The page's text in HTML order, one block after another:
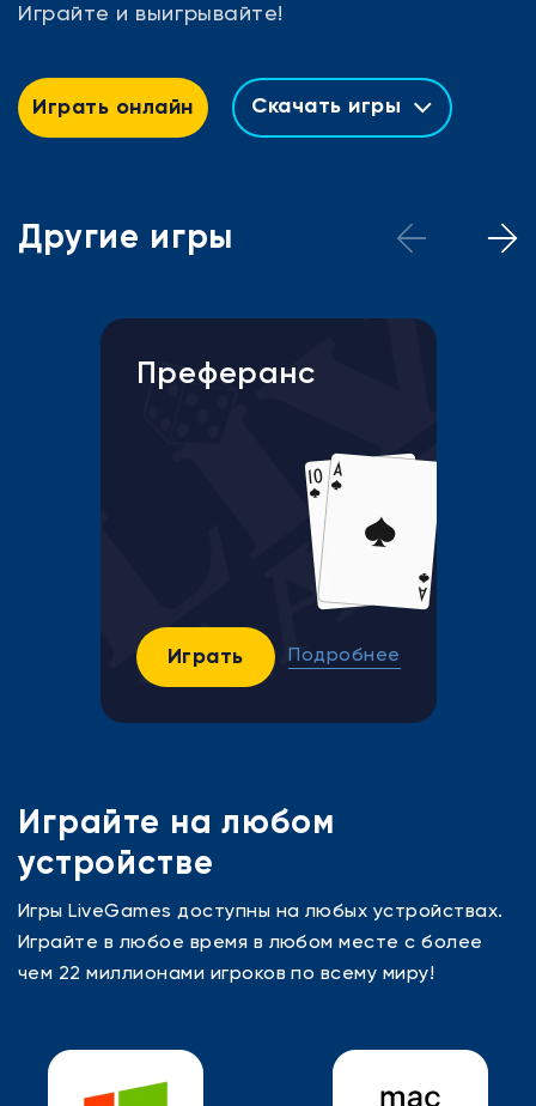
Играйте и выигрывайте!
Играть онлайн Скачать игры
Другие игры
Преферанс
Играть Подробнее
Играйте на любом
устройстве
Игры LiveGames доступны на любых устройствах.
Играйте в любое время в любом месте с более
чем 22 миллионами игроков по всему миру!